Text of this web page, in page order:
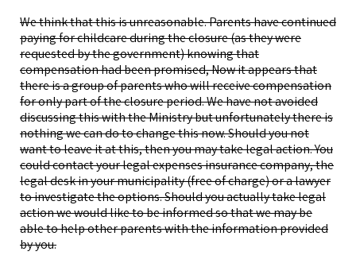
We think that this is unreasonable. Parents have continued
paying for childcare during the closure (as they were
requested by the government) knowing that
compensation had been promised, Now it appears that
there is a group of parents who will receive compensation
for only part of the closure period. We have not avoided
discussing this with the Ministry but unfortunately there is
nothing we can do to change this now. Should you not
want to leave it at this, then you may take legal action. You
could contact your legal expenses insurance company, the
legal desk in your municipality (free of charge) or a lawyer
to investigate the options. Should you actually take legal
action we would like to be informed so that we may be
able to help other parents with the information provided
by you.